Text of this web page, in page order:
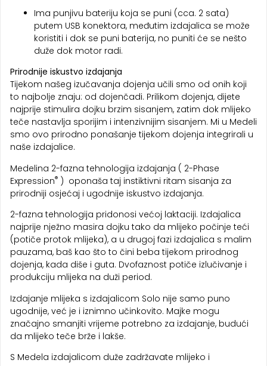
Ima punjivu bateriju koja se puni (cca. 2 sata)
putem USB konektora, međutim izdajalica se može
koristiti i dok se puni baterija, no puniti će se nešto
duže dok motor radi.
Prirodnije iskustvo izdajanja
Tijekom našeg izučavanja dojenja učili smo od onih koji
to najbolje znaju: od dojenčadi. Prilikom dojenja, dijete
najprije stimulira dojku brzim sisanjem, zatim dok mlijeko
teče nastavlja sporijim i intenzivnijim sisanjem. Mi u Medeli
smo ovo prirodno ponašanje tijekom dojenja integrirali u
naše izdajalice.
Medelina 2-fazna tehnologija izdajanja ( 2-Phase
Expression® ) oponaša taj instiktivni ritam sisanja za
prirodniji osjećaj i ugodnije iskustvo izdajanja.
2-fazna tehnologija pridonosi većoj laktaciji. Izdajalica
najprije nježno masira dojku tako da mlijeko počinje teći
(potiče protok mlijeka), a u drugoj fazi izdajalica s malim
pauzama, baš kao što to čini beba tijekom prirodnog
dojenja, kada diše i guta. Dvofaznost potiče izlučivanje i
produkciju mlijeka na duži period.
Izdajanje mlijeka s izdajalicom Solo nije samo puno
ugodnije, već je i iznimno učinkovito. Majke mogu
značajno smanjiti vrijeme potrebno za izdajanje, budući
da mlijeko teče brže i lakše.
S Medela izdajalicom duže zadržavate mlijeko i